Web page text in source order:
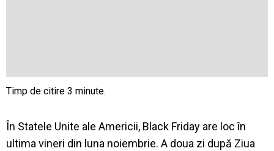
În Statele Unite ale Americii, Black Friday are loc în
ultima vineri din luna noiembrie. A doua zi după Ziua